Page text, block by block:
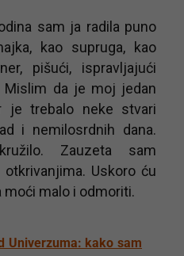
sam ja radila puno
kao supruga, kao
pišući, ispravljajući
Mislim da je moj jedan
je trebalo neke stvari
i nemilosrdnih dana.
Zauzeta sam
Uskoro ću
moći malo i odmoriti.
Univerzuma: kako sam